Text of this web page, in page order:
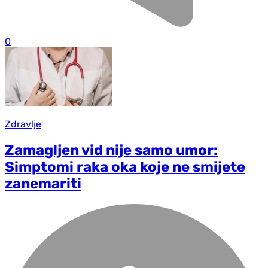
0
Zdravlje
Zamagljen vid nije samo umor:
Simptomi raka oka koje ne smijete
zanemariti